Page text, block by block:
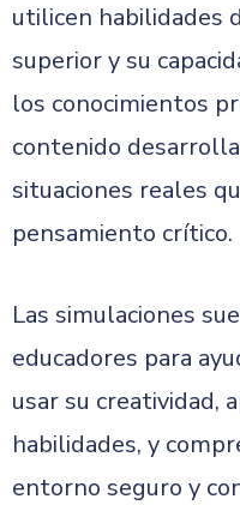
utilicen habilidades
superior y su
los conocimientos
contenido
situaciones reales
pensamiento crítico.
Las simulaciones
educadores para
usar su creatividad,
habilidades, y
entorno seguro y